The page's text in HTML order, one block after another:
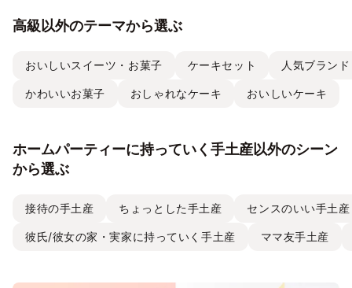
高級以外のテーマから選ぶ
おいしいスイーツ・お菓子 ケーキセット 人気ブランド
かわいいお菓子 おしゃれなケーキ おいしいケーキ
ホームパーティーに持っていく手土産以外のシーン
から選ぶ
接待の手土産 ちょっとした手土産 センスのいい手土産
彼氏/彼女の家・実家に持っていく手土産 ママ友手土産